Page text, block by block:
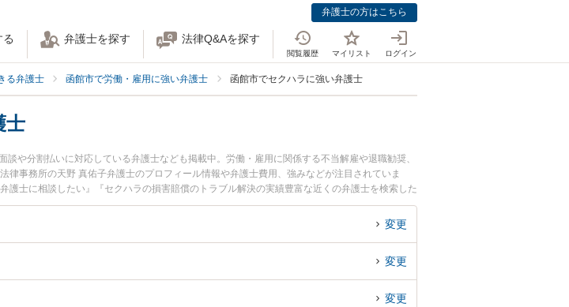
弁護士の方はこちら
弁護士を探す 法律Q&Aを探す
閲覧履歴 マイリスト ログイン
る弁護士 函館市で労働・雇用に強い弁護士 函館市でセクハラに強い弁護士
士
や分割払いに対応している弁護士なども掲載中。労働・雇用に関係する不当解雇や退職勧奨、
事務所の天野 真佑子弁護士のプロフィール情報や弁護士費用、強みなどが注目されていま
士に相談したい』『セクハラの損害賠償のトラブル解決の実績豊富な近くの弁護士を検索した
談予約したい』などでお困りの相談者さんにおすすめです。
変更
変更
変更